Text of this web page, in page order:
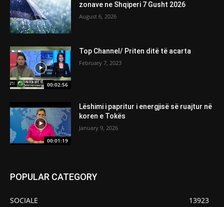
zonave ne Shqiperi 7 Gusht 2026
August 6, 2026
00:02:56
Top Channel/ Priten ditë të acarta
February 7, 2023
00:01:19
Lëshimi i papritur i energjisë së ruajtur në
koren e Tokës
January 9, 2026
POPULAR CATEGORY
SOCIALE
13923